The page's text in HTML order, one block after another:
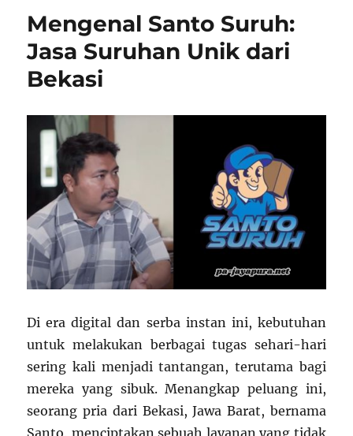
Mengenal Santo Suruh:
Jasa Suruhan Unik dari
Bekasi
Di era digital dan serba instan ini, kebutuhan
untuk melakukan berbagai tugas sehari-hari
sering kali menjadi tantangan, terutama bagi
mereka yang sibuk. Menangkap peluang ini,
seorang pria dari Bekasi, Jawa Barat, bernama